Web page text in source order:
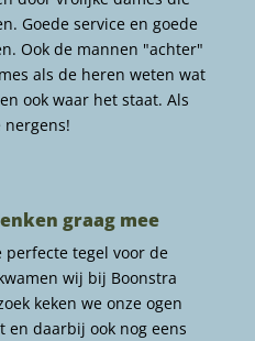
Goede service en goede
Ook de mannen "achter"
als de heren weten wat
ook waar het staat. Als
nergens!
graag mee
perfecte tegel voor de
wij bij Boonstra
keken we onze ogen
en daarbij ook nog eens